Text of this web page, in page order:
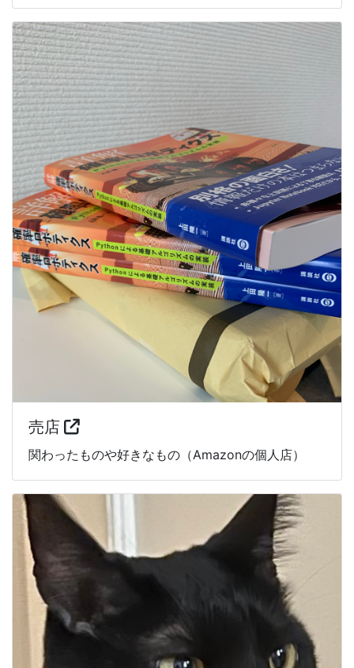
売店
関わったものや好きなもの（Amazonの個人店）